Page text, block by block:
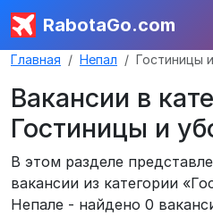
RabotaGo.com
Главная Непал Гостиницы
Вакансии в
Гостиницы и
В этом разделе
вакансии из категории
Непале - найдено 0